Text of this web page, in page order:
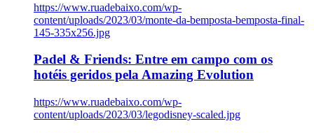
https://www.ruadebaixo.com/wp-
content/uploads/2023/03/monte-da-bemposta-bemposta-final-
145-335x256.jpg
Padel & Friends: Entre em campo com os
hotéis geridos pela Amazing Evolution
https://www.ruadebaixo.com/wp-
content/uploads/2023/03/legodisney-scaled.jpg